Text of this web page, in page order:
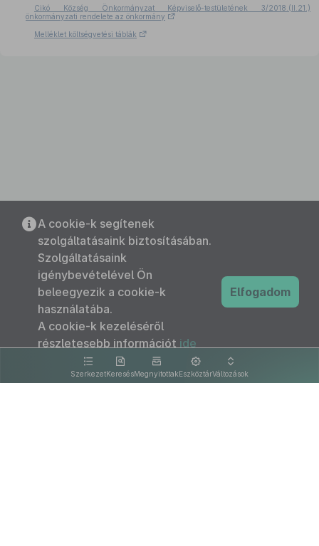
Cikó Község Önkormányzat Képviselő-testületének 3/2018.(II.21.)
önkormányzati rendelete az önkormány
Melléklet költségvetési táblák
SzerkezetKeresésMegnyitottakEszköztárVáltozások
A cookie-k segítenek
szolgáltatásaink biztosításában.
Szolgáltatásaink
igénybevételével Ön
beleegyezik a cookie-k
használatába.
A cookie-k kezeléséről
részletesebb információt ide
kattintva olvashat.
Elfogadom